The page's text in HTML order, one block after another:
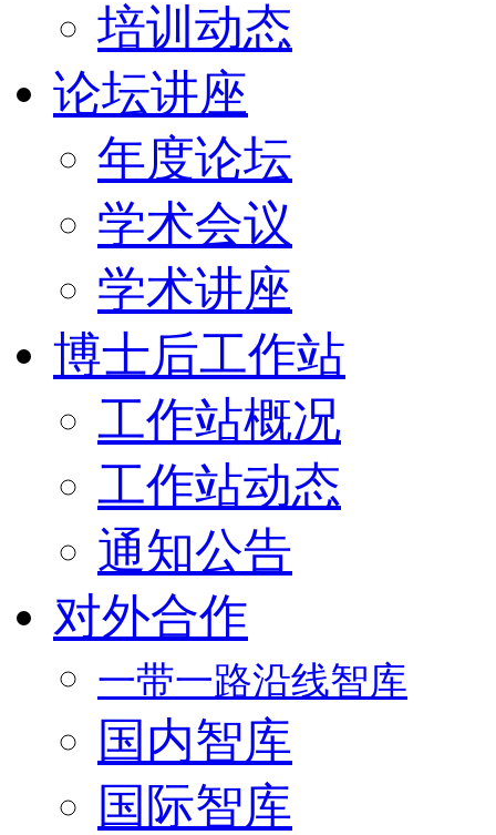
培训动态
论坛讲座
年度论坛
学术会议
学术讲座
博士后工作站
工作站概况
工作站动态
通知公告
对外合作
一带一路沿线智库
国内智库
国际智库